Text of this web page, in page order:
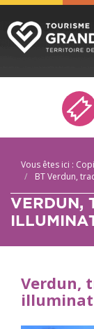
A
Vous êtes ici :
BT Verdun,
VERDUN,
Verdun,